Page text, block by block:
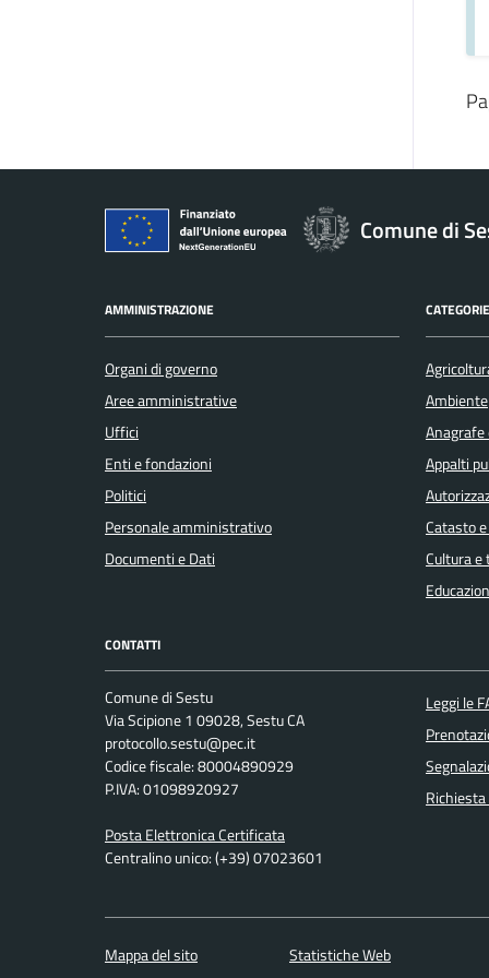
Comune di
AMMINISTRAZIONE
Organi di governo
Aree amministrative
Uffici
Enti e fondazioni
Politici
Personale amministrativo
Documenti e Dati
Ambiente
Appalti
Catasto
Cultura e
CONTATTI
Comune di Sestu
Via Scipione 1 09028, Sestu CA
protocollo.sestu@pec.it
Codice fiscale: 80004890929
P.IVA: 01098920927
Posta Elettronica Certificata
Centralino unico: (+39) 07023601
Leggi le
Mappa del sito Statistiche Web